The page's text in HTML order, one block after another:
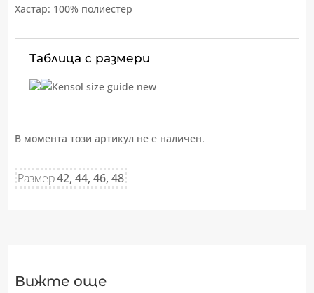
Хастар: 100% полиестер
Таблица с размери
В момента този артикул не е наличен.
Размер42, 44, 46, 48
Вижте още